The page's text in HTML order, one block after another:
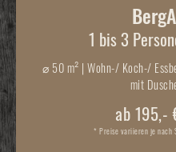
1 bis 3
⌀ 50 m² | Wohn-/ Koch-/
mit
ab 195,-
* Preise variieren je nach